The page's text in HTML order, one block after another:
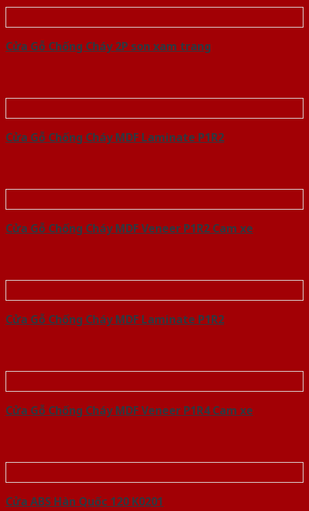
Cửa Gỗ Chống Cháy 2P son xam trang
Cửa Gỗ Chống Cháy MDF Laminate P1R2
Cửa Gỗ Chống Cháy MDF Veneer P1R2 Cam xe
Cửa Gỗ Chống Cháy MDF Laminate P1R2
Cửa Gỗ Chống Cháy MDF Veneer P1R4 Cam xe
Cửa ABS Hàn Quốc 120 K0201